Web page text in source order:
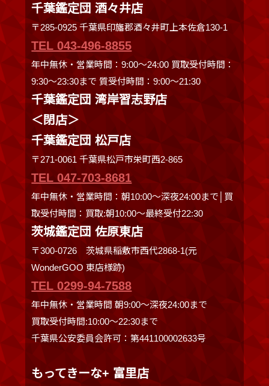
千葉鑑定団 酒々井店
〒285-0925 千葉県印旛郡酒々井町上本佐倉130-1
TEL 043-496-8855
年中無休・営業時間：9:00～24:00 買取受付時間：
9:30〜23:30まで 質受付時間：9:00～21:30
千葉鑑定団 湾岸習志野店
＜閉店＞
千葉鑑定団 松戸店
〒271-0061 千葉県松戸市栄町西2-865
TEL 047-703-8681
年中無休・営業時間：朝10:00～深夜24:00まで│買
取受付時間：買取:朝10:00～最終受付22:30
茨城鑑定団 佐原東店
〒300-0726 茨城県稲敷市西代2868-1(元
WonderGOO 東店様跡)
TEL 0299-94-7588
年中無休・営業時間 朝9:00〜深夜24:00まで
買取受付時間:10:00〜22:30まで
千葉県公安委員会許可：第441100002633号
もってきーな+ 富里店